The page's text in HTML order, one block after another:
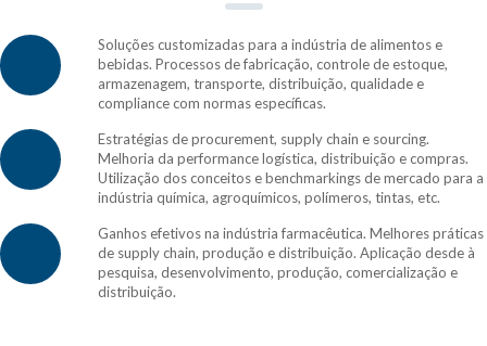
Soluções customizadas para a indústria de alimentos e
bebidas. Processos de fabricação, controle de estoque,
armazenagem, transporte, distribuição, qualidade e
compliance com normas específicas.
Estratégias de procurement, supply chain e sourcing.
Melhoria da performance logística, distribuição e compras.
Utilização dos conceitos e benchmarkings de mercado para a
indústria química, agroquímicos, polímeros, tintas, etc.
Ganhos efetivos na indústria farmacêutica. Melhores práticas
de supply chain, produção e distribuição. Aplicação desde à
pesquisa, desenvolvimento, produção, comercialização e
distribuição.